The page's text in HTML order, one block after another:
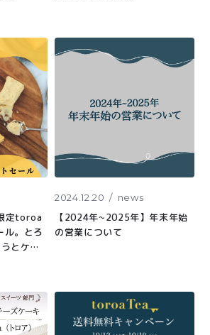
定toroa
ル。とろ
とケー
2024.12.20 news
【2024年~2025年】年末年始
の営業について